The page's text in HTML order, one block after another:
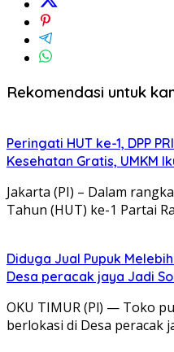
Rekomendasi untuk
Peringati HUT ke-1, DPP
Kesehatan Gratis, UMKM
Jakarta (PI) – Dalam
Tahun (HUT) ke-1 Partai
Diduga Jual Pupuk
Desa peracak jaya Jadi
OKU TIMUR (Pl) — Toko
berlokasi di Desa peracak